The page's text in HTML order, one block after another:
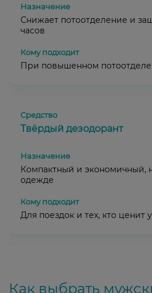
Снижает потоотделение и
часов
При повышенном
Твёрдый дезодорант
Компактный и экономичный,
одежде
Для поездок и тех, кто ценит
Как выбрать